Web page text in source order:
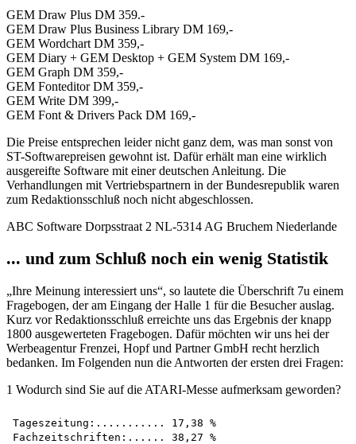
GEM Draw Plus DM 359.-
GEM Draw Plus Business Library DM 169,-
GEM Wordchart DM 359,-
GEM Diary + GEM Desktop + GEM System DM 169,-
GEM Graph DM 359,-
GEM Fonteditor DM 359,-
GEM Write DM 399,-
GEM Font & Drivers Pack DM 169,-
Die Preise entsprechen leider nicht ganz dem, was man sonst von
ST-Softwarepreisen gewohnt ist. Dafür erhält man eine wirklich
ausgereifte Software mit einer deutschen Anleitung. Die
Verhandlungen mit Vertriebspartnern in der Bundesrepublik waren
zum Redaktionsschluß noch nicht abgeschlossen.
ABC Software Dorpsstraat 2 NL-5314 AG Bruchem Niederlande
... und zum Schluß noch ein wenig Statistik
„Ihre Meinung interessiert uns“, so lautete die Überschrift 7u einem
Fragebogen, der am Eingang der Halle 1 für die Besucher auslag.
Kurz vor Redaktionsschluß erreichte uns das Ergebnis der knapp
1800 ausgewerteten Fragebogen. Dafür möchten wir uns hei der
Werbeagentur Frenzei, Hopf und Partner GmbH recht herzlich
bedanken. Im Folgenden nun die Antworten der ersten drei Fragen:
1 Wodurch sind Sie auf die ATARI-Messe aufmerksam geworden?
Tageszeitung:........... 17,38 %
Fachzeitschriften:...... 38,27 %